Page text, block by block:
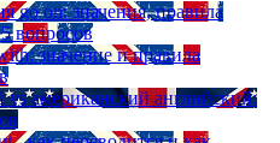
go on: значения, правила
5 вопросов
значение и правила
vs американский английский: